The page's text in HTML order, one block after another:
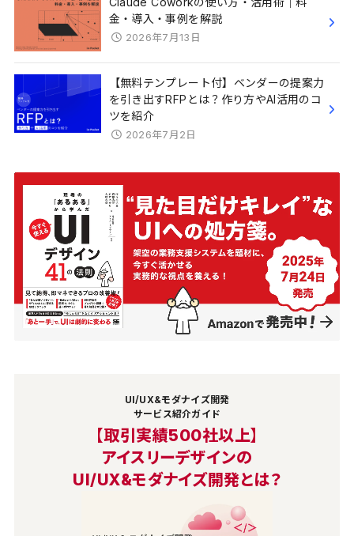
金・導入・事例を解説
2026年7月13日
【無料テンプレート付】ベンダーの提案力
を引き出すRFPとは？作り方やAI活用のコ
ツを紹介
2026年7月2日
UI/UX&モダナイズ開発
サービス紹介ガイド
【取引実績500社以上】
アイスリーデザインの
UI/UX&モダナイズ開発とは？